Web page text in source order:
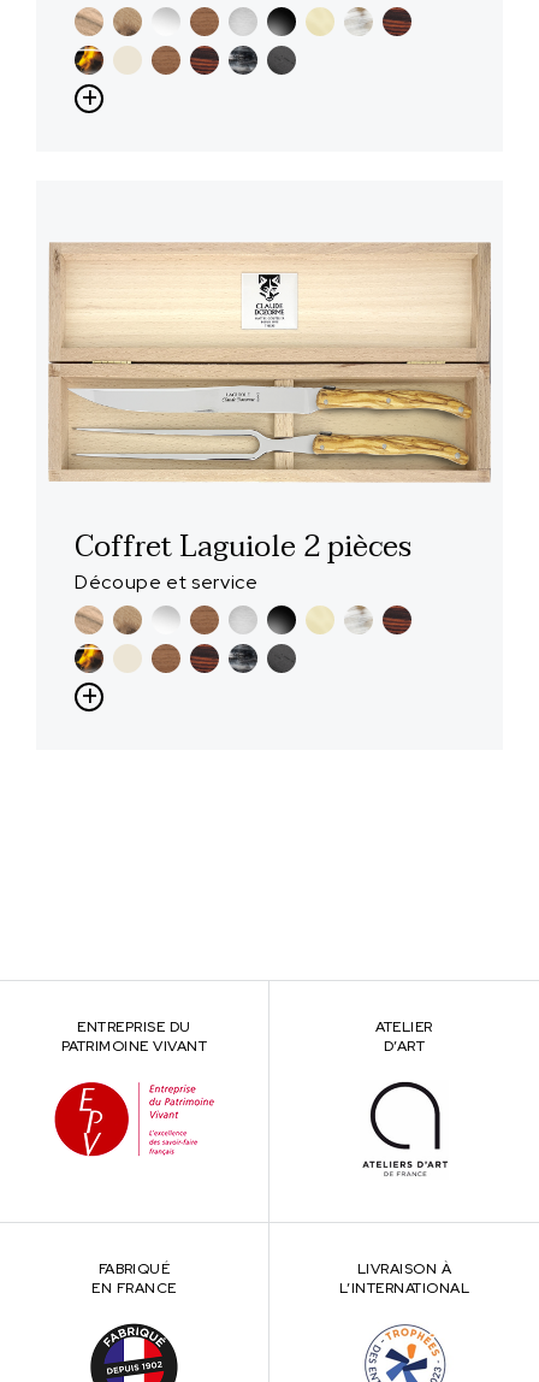
Coffret Laguiole 2 pièces
Découpe et service
ENTREPRISE DU
PATRIMOINE VIVANT
ATELIER
D’ART
FABRIQUÉ
EN FRANCE
LIVRAISON À
L’INTERNATIONAL